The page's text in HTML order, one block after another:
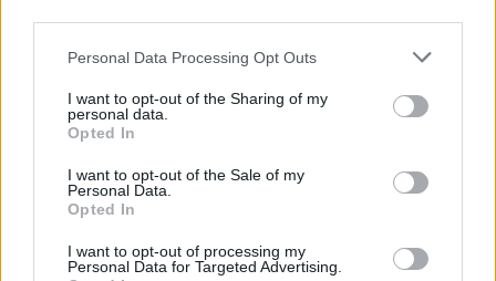
Personal Data Processing Opt Outs
I want to opt-out of the Sharing of my
personal data.
Opted In
I want to opt-out of the Sale of my
Personal Data.
Opted In
I want to opt-out of processing my
Personal Data for Targeted Advertising.
κανόνες για επενδύσεις, νησιά και προορισμούς υπό
πίεση
Υπουργείο Εργασίας: Ο “χάρτης” των πληρωμών
από τον e-ΕΦΚΑ και τη ΔΥΠΑ έως τις 14 Αυγούστου
08/08/2026 - 12:58 ΟΙΚΟΝΟΜΙΑ